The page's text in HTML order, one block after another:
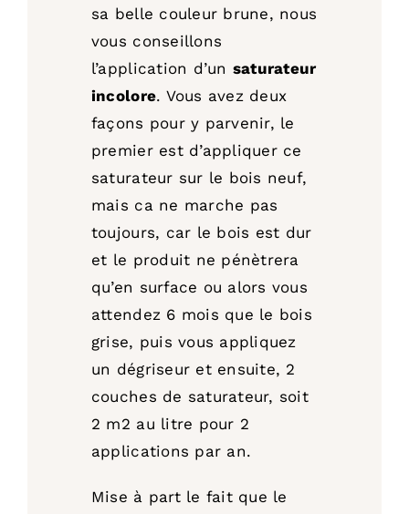
sa belle couleur brune, nous
vous conseillons
l’application d’un saturateur
incolore. Vous avez deux
façons pour y parvenir, le
premier est d’appliquer ce
saturateur sur le bois neuf,
mais ca ne marche pas
toujours, car le bois est dur
et le produit ne pénètrera
qu’en surface ou alors vous
attendez 6 mois que le bois
grise, puis vous appliquez
un dégriseur et ensuite, 2
couches de saturateur, soit
2 m2 au litre pour 2
applications par an.
Mise à part le fait que le